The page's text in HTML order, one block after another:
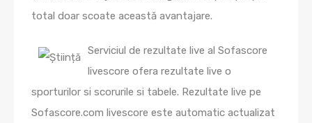
total doar scoate această avantajare.
Serviciul de rezultate live al Sofascore
livescore ofera rezultate live o
sporturilor si scorurile si tabele. Rezultate live pe
Sofascore.com livescore este automatic actualizat